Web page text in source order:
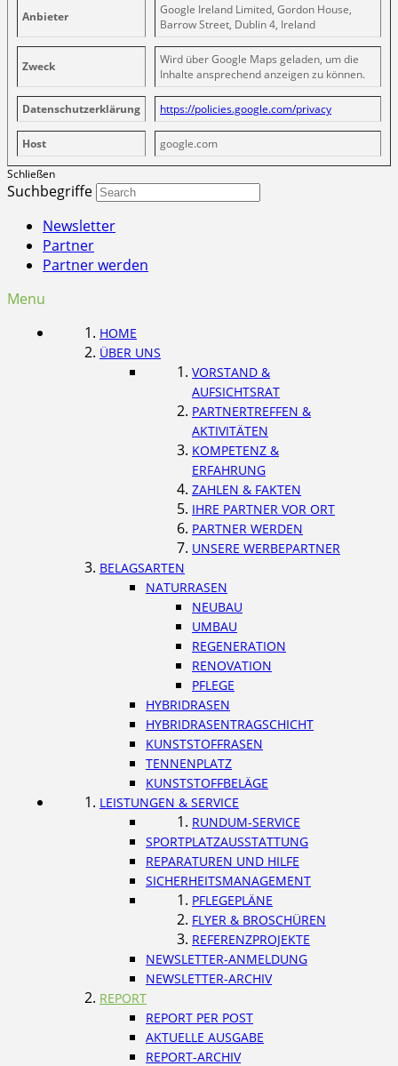
Anbieter
Google Ireland Limited, Gordon House,
Barrow Street, Dublin 4, Ireland
Zweck
Wird über Google Maps geladen, um die
Inhalte ansprechend anzeigen zu können.
Datenschutzerklärung https://policies.google.com/privacy
Host
google.com
Schließen
Suchbegriffe
Newsletter
Partner
Partner werden
Menu
HOME
ÜBER UNS
VORSTAND &
AUFSICHTSRAT
PARTNERTREFFEN &
AKTIVITÄTEN
KOMPETENZ &
ERFAHRUNG
ZAHLEN & FAKTEN
IHRE PARTNER VOR ORT
PARTNER WERDEN
UNSERE WERBEPARTNER
BELAGSARTEN
NATURRASEN
NEUBAU
UMBAU
REGENERATION
RENOVATION
PFLEGE
HYBRIDRASEN
HYBRIDRASENTRAGSCHICHT
KUNSTSTOFFRASEN
TENNENPLATZ
KUNSTSTOFFBELÄGE
LEISTUNGEN & SERVICE
RUNDUM-SERVICE
SPORTPLATZAUSSTATTUNG
REPARATUREN UND HILFE
SICHERHEITSMANAGEMENT
PFLEGEPLÄNE
FLYER & BROSCHÜREN
REFERENZPROJEKTE
NEWSLETTER-ANMELDUNG
NEWSLETTER-ARCHIV
REPORT
REPORT PER POST
AKTUELLE AUSGABE
REPORT-ARCHIV